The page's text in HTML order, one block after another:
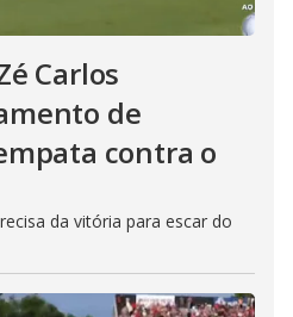
Carlos
de
contra o
da vitória para escar do